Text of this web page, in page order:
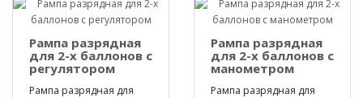
Рампа разрядная
для 2-х баллонов с
регулятором
Рампа разрядная для
Рампа разрядная
для 2-х баллонов с
манометром
Рампа разрядная для